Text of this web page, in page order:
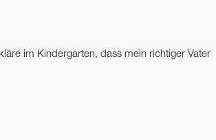
im Kindergarten, dass mein richtiger Vater